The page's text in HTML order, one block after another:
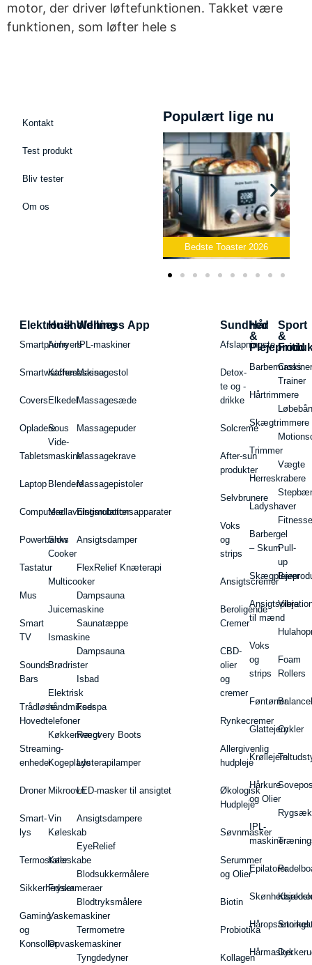
motor, der driver løftefunktionen. Takket være
funktionen, som løfter hele s
Kontakt
Test produkt
Bliv tester
Om os
Populært lige nu
Bedste Toaster 2026
Elektronik
Smartphone
Smartwatches
Covers
Opladere
Tablets
Laptop
Computere
Powerbanks
Tastatur
Mus
Smart
TV
Sounds
Bars
Trådløse
Hovedtelefoner
Streaming-
enheder
Droner
Smart-
lys
Termostater
Sikkerhedskameraer
Gaming
og
Konsoller
Husholdning
Airfryers
Kaffemaskiner
Elkedel
Sous
Vide-
maskine
Blendere
Madlavningsrobotter
Slow
Cooker
Multicooker
Juicemaskine
Ismaskine
Brødrister
Elektrisk
håndmikser
Køkkenvægt
Kogeplade
Mikroovn
Vin
Køleskab
Køleskabe
Fryser
Vaskemaskiner
Opvaskemaskiner
Wellness App
IPL-maskiner
Massagestol
Massagesæde
Massagepuder
Massagekrave
Massagepistoler
Elstimulationsapparater
Ansigtsdamper
FlexRelief Knæterapi
Dampsauna
Saunatæppe
Dampsauna
Isbad
Fodspa
Recovery Boots
Lysterapilamper
LED-masker til ansigtet
Ansigtsdampere
EyeRelief
Blodsukkermålere
Blodtryksmålere
Termometre
Tyngdedyner
Sundhed
Afslapningste
Detox-
te og -
drikke
Solcreme
After-sun
produkter
Selvbrunere
Voks
og
strips
Ansigtscremer
Beroligende
Cremer
CBD-
olier
og
cremer
Rynkecremer
Allergivenlig
hudpleje
Økologisk
Hudpleje
Søvnmasker
Serummer
og Olier
Biotin
Probiotika
Kollagen
Hår
&
Hårtrimmere
Skægtrimmere
Trimmer
Herreskrabere
Ladyshaver
Barbergel
– Skum
Ansigtspleje
til mænd
Voks
og
strips
Føntørrer
Glattejern
Krøllejern
Hårkure
og Olier
IPL-
maskiner
Epilatorer
Hårmasker
Sport
&
Fritid
Cross
Trainer
Vægte
Pull-
up
Barer
Foam
Rollers
Cykler